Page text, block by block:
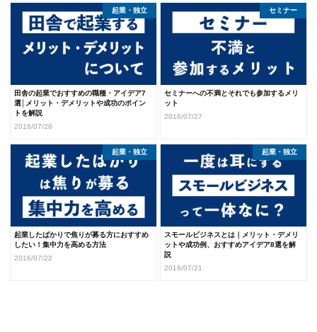
田舎の起業でおすすめの職種・アイデア7
選│メリット・デメリットや成功のポイン
トを解説
2016/07/28
起業・独立
セミナーへの不満とそれでも参加するメリ
ット
2016/07/27
セミナー
起業したばかりで焦りが募る方におすすめ
したい！集中力を高める方法
2016/07/22
起業・独立
スモールビジネスとは｜メリット・デメリ
ットや成功例、おすすめアイデア8選を解
説
2016/07/21
起業・独立